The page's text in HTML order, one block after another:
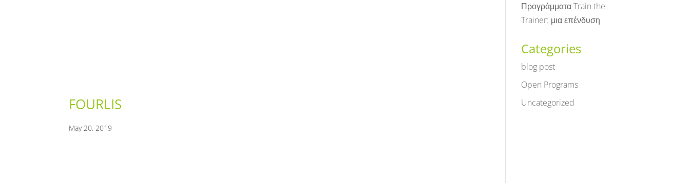
FOURLIS
May 20, 2019
Προγράμματα Train the
Trainer: μια επένδυση
Categories
blog post
Open Programs
Uncategorized